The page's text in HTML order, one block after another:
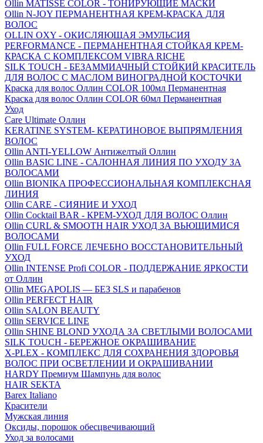
Ollin MATISSE COLOR - ТОНИРУЮЩИЕ МАСКИ
Ollin N-JOY ПЕРМАНЕНТНАЯ КРЕМ-КРАСКА ДЛЯ
ВОЛОС
OLLIN OXY - ОКИСЛЯЮЩАЯ ЭМУЛЬСИЯ
PERFORMANCE - ПЕРМАНЕНТНАЯ СТОЙКАЯ КРЕМ-
КРАСКА С КОМПЛЕКСОМ VIBRA RICHE
SILK TOUCH - БЕЗАММИАЧНЫЙ СТОЙКИЙ КРАСИТЕЛЬ
ДЛЯ ВОЛОС С МАСЛОМ ВИНОГРАДНОЙ КОСТОЧКИ
Краска для волос Оллин COLOR 100мл Перманентная
Краска для волос Оллин COLOR 60мл Перманентная
Уход
Care Ultimate Оллин
KERATINE SYSTEM- КЕРАТИНОВОЕ ВЫПРЯМЛЕНИЯ
ВОЛОС
Ollin ANTI-YELLOW Антижелтый Оллин
Ollin BASIC LINE - САЛОННАЯ ЛИНИЯ ПО УХОДУ ЗА
ВОЛОСАМИ
Ollin BIONIKA ПРОФЕССИОНАЛЬНАЯ КОМПЛЕКСНАЯ
ЛИНИЯ
Ollin CARE - СИЯНИЕ И УХОД
Ollin Cocktail BAR - КРЕМ-УХОД ДЛЯ ВОЛОС Оллин
Ollin CURL & SMOOTH HAIR УХОД ЗА ВЬЮЩИМИСЯ
ВОЛОСАМИ
Ollin FULL FORCE ЛЕЧЕБНО ВОССТАНОВИТЕЛЬНЫЙ
УХОД
Ollin INTENSE Profi COLOR - ПОДДЕРЖАНИЕ ЯРКОСТИ
от Оллин
Ollin MEGAPOLIS — БЕЗ SLS и парабенов
Ollin PERFECT HAIR
Ollin SALON BEAUTY
Ollin SERVICE LINE
Ollin SHINE BLOND УХОДА ЗА СВЕТЛЫМИ ВОЛОСАМИ
SILK TOUCH - БЕРЕЖНОЕ ОКРАШИВАНИЕ
X-PLEX - КОМПЛЕКС ДЛЯ СОХРАНЕНИЯ ЗДОРОВЬЯ
ВОЛОС ПРИ ОСВЕТЛЕНИИ И ОКРАШИВАНИИ
HARDY Премиум Шампунь для волос
HAIR SEKTA
Barex Italiano
Красители
Мужская линия
Оксиды, порошок обесцвечивающий
Уход за волосами